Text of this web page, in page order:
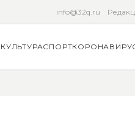
info@32q.ru
КУЛЬТУРАСПОРТ